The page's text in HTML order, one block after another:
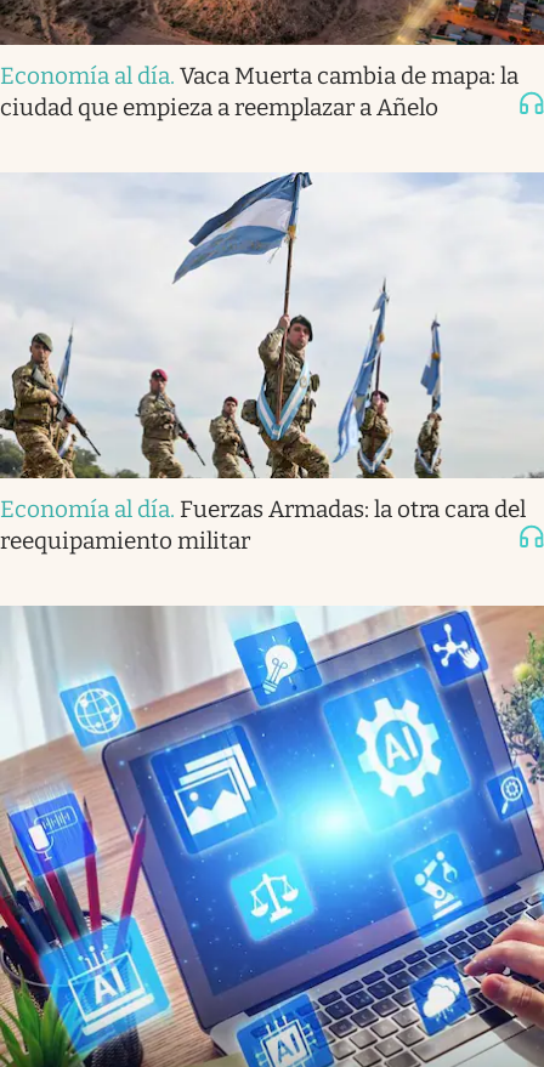
Economía al día. Vaca Muerta cambia de mapa: la
ciudad que empieza a reemplazar a Añelo
Economía al día. Fuerzas Armadas: la otra cara del
reequipamiento militar